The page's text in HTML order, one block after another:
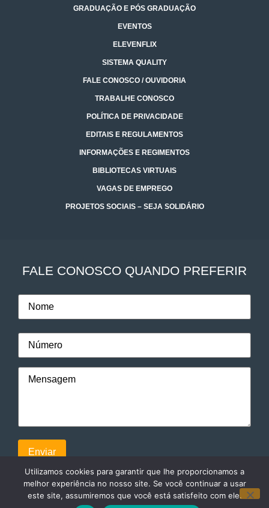
GRADUAÇÃO E PÓS GRADUAÇÃO
EVENTOS
ELEVENFLIX
SISTEMA QUALITY
FALE CONOSCO / OUVIDORIA
TRABALHE CONOSCO
POLÍTICA DE PRIVACIDADE
EDITAIS E REGULAMENTOS
INFORMAÇÕES E REGIMENTOS
BIBLIOTECAS VIRTUAIS
VAGAS DE EMPREGO
PROJETOS SOCIAIS – SEJA SOLIDÁRIO
FALE CONOSCO QUANDO PREFERIR
Utilizamos cookies para garantir que lhe proporcionamos a
melhor experiência no nosso site. Se você continuar a usar
este site, assumiremos que você está satisfeito com ele.